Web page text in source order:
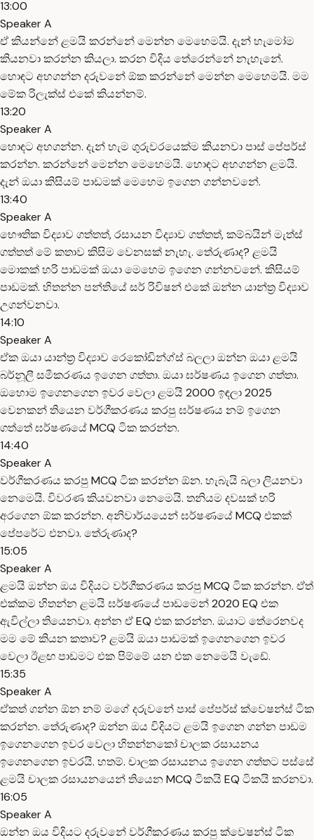
13:00
Speaker A
ඒ කියන්නේ ළමයි කරන්නේ මෙන්න මෙහෙමයි. දැන් හැමෝම
කියනවා කරන්න කියලා. කරන විදිය තේරෙන්නේ නැහැනේ.
හොඳට අහගන්න දරුවනේ ඕක කරන්නේ මෙන්න මෙහෙමයි. මම
මේක රිලැක්ස් එකේ කියන්නම්.
13:20
Speaker A
හොඳට අහගන්න. දැන් හැම ගුරුවරයෙක්ම කියනවා පාස් පේපර්ස්
කරන්න. කරන්නේ මෙන්න මෙහෙමයි. හොඳට අහගන්න ළමයි.
දැන් ඔයා කිසියම් පාඩමක් මෙහෙම ඉගෙන ගන්නවනේ.
13:40
Speaker A
භෞතික විද්‍යාව ගත්තත්, රසායන විද්‍යාව ගත්තත්, කම්බයින් මැත්ස්
ගත්තත් මේ කතාව කිසිම වෙනසක් නැහැ. තේරුණාද? ළමයි
මොකක් හරි පාඩමක් ඔයා මෙහෙම ඉගෙන ගන්නවනේ. කිසියම්
පාඩමක්. හිතන්න පන්තියේ සර් රිවිෂන් එකේ ඔන්න යාන්ත්‍ර විද්‍යාව
උගන්වනවා.
14:10
Speaker A
ඒක ඔයා යාන්ත්‍ර විද්‍යාව රෙකෝඩින්ග්ස් බලලා ඔන්න ඔයා ළමයි
බර්නූලී සමීකරණය ඉගෙන ගත්තා. ඔයා ඝර්ෂණය ඉගෙන ගත්තා.
ඔහොම ඉගෙනගෙන ඉවර වෙලා ළමයි 2000 ඉඳලා 2025
වෙනකන් තියෙන වර්ගීකරණය කරපු ඝර්ෂණය නම් ඉගෙන
ගත්තේ ඝර්ෂණයේ MCQ ටික කරන්න.
14:40
Speaker A
වර්ගීකරණය කරපු MCQ ටික කරන්න ඕන. හැබැයි බලා ලියනවා
නෙමෙයි. විවරණ කියවනවා නෙමෙයි. තනියම දවසක් හරි
අරගෙන ඕක කරන්න. අනිවාර්යයෙන් ඝර්ෂණයේ MCQ එකක්
පේපරේට එනවා. තේරුණාද?
15:05
Speaker A
ළමයි ඔන්න ඔය විදියට වර්ගීකරණය කරපු MCQ ටික කරන්න. ඒත්
එක්කම හිතන්න ළමයි ඝර්ෂණයේ පාඩමෙන් 2020 EQ එක
ඇවිල්ලා තියෙනවා. අන්න ඒ EQ එක කරන්න. ඔයාට තේරෙනවද
මම මේ කියන කතාව? ළමයි ඔයා පාඩමක් ඉගෙනගෙන ඉවර
වෙලා ඊළඟ පාඩමට එක පිම්මේ යන එක නෙමෙයි වැඩේ.
15:35
Speaker A
ඒකත් ගන්න ඕන නම් මගේ දරුවනේ පාස් පේපර්ස් ක්වෙෂන්ස් ටික
කරන්න. තේරුණාද? ඔන්න ඔය විදියට ළමයි ඉගෙන ගන්න පාඩම
ඉගෙනගෙන ඉවර වෙලා හිතන්නකෝ චාලක රසායනය
ඉගෙනගෙන ඉවරයි. හතම්. චාලක රසායනය ඉගෙන ගත්තට පස්සේ
ළමයි චාලක රසායනයෙන් තියෙන MCQ ටිකයි EQ ටිකයි කරනවා.
16:05
Speaker A
ඔන්න ඔය විදියට දරුවනේ වර්ගීකරණය කරපු ක්වෙෂන්ස් ටික